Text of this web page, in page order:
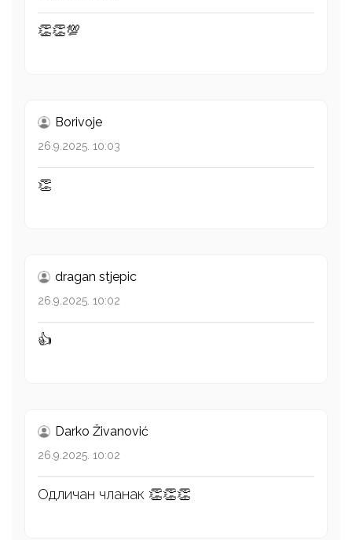
👏👏💯
Borivoje
26.9.2025. 10:03
👏
dragan stjepic
26.9.2025. 10:02
👍
Darko Živanović
26.9.2025. 10:02
Одличан чланак 👏👏👏